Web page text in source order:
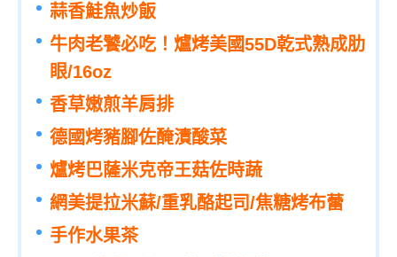
蒜香鮭魚炒飯
牛肉老饕必吃！爐烤美國55D乾式熟成肋
眼/16oz
香草嫩煎羊肩排
德國烤豬腳佐醃漬酸菜
爐烤巴薩米克帝王菇佐時蔬
網美提拉米蘇/重乳酪起司/焦糖烤布蕾
手作水果茶